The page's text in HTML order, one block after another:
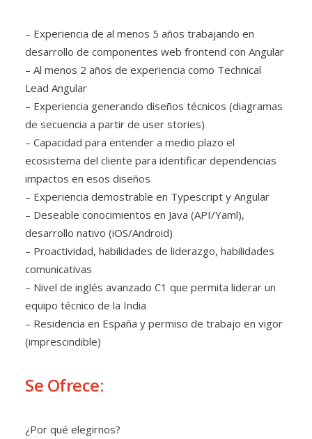
– Experiencia de al menos 5 años trabajando en
desarrollo de componentes web frontend con Angular
– Al menos 2 años de experiencia como Technical
Lead Angular
– Experiencia generando diseños técnicos (diagramas
de secuencia a partir de user stories)
– Capacidad para entender a medio plazo el
ecosistema del cliente para identificar dependencias
impactos en esos diseños
– Experiencia demostrable en Typescript y Angular
– Deseable conocimientos en Java (API/Yaml),
desarrollo nativo (iOS/Android)
– Proactividad, habilidades de liderazgo, habilidades
comunicativas
– Nivel de inglés avanzado C1 que permita liderar un
equipo técnico de la India
– Residencia en España y permiso de trabajo en vigor
(imprescindible)
Se Ofrece:
¿Por qué elegirnos?